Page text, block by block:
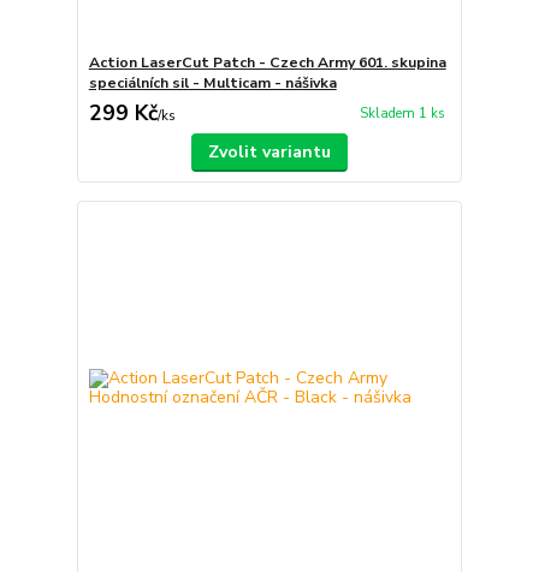
Action LaserCut Patch - Czech Army 601. skupina
speciálních sil - Multicam - nášivka
299 Kč/ks Skladem 1 ks
Zvolit variantu